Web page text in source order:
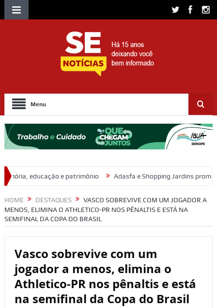
Menu
Adasfa e Shopping Jardins promovem ação de adoção
HOME DESTAQUES
VASCO SOBREVIVE COM UM JOGADOR A
MENOS, ELIMINA O ATHLETICO-PR NOS PÊNALTIS E ESTÁ NA
SEMIFINAL DA COPA DO BRASIL
Vasco sobrevive com um
jogador a menos, elimina o
Athletico-PR nos pênaltis e está
na semifinal da Copa do Brasil